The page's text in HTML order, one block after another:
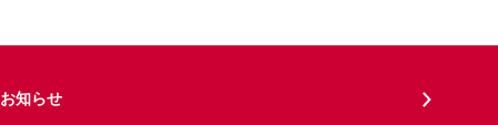
お知らせ